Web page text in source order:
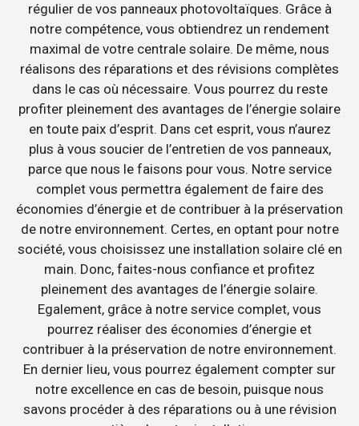
régulier de vos panneaux photovoltaïques. Grâce à
notre compétence, vous obtiendrez un rendement
maximal de votre centrale solaire. De même, nous
réalisons des réparations et des révisions complètes
dans le cas où nécessaire. Vous pourrez du reste
profiter pleinement des avantages de l’énergie solaire
en toute paix d’esprit. Dans cet esprit, vous n’aurez
plus à vous soucier de l’entretien de vos panneaux,
parce que nous le faisons pour vous. Notre service
complet vous permettra également de faire des
économies d’énergie et de contribuer à la préservation
de notre environnement. Certes, en optant pour notre
société, vous choisissez une installation solaire clé en
main. Donc, faites-nous confiance et profitez
pleinement des avantages de l’énergie solaire.
Egalement, grâce à notre service complet, vous
pourrez réaliser des économies d’énergie et
contribuer à la préservation de notre environnement.
En dernier lieu, vous pourrez également compter sur
notre excellence en cas de besoin, puisque nous
savons procéder à des réparations ou à une révision